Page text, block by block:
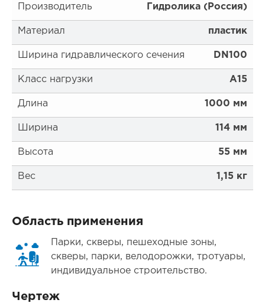
Производитель Гидролика (Россия)
Материал пластик
Ширина гидравлического сечения DN100
Класс нагрузки A15
Длина 1000 мм
Ширина 114 мм
Высота 55 мм
Вес 1,15 кг
Область применения
Парки, скверы, пешеходные зоны,
скверы, парки, велодорожки, тротуары,
индивидуальное строительство.
Чертеж